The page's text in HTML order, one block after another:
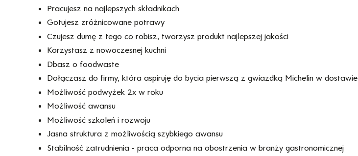
Pracujesz na najlepszych składnikach
Gotujesz zróżnicowane potrawy
Czujesz dumę z tego co robisz, tworzysz produkt najlepszej jakości
Korzystasz z nowoczesnej kuchni
Dbasz o foodwaste
Dołączasz do firmy, która aspiruję do bycia pierwszą z gwiazdką Michelin w dostawie
Możliwość podwyżek 2x w roku
Możliwość awansu
Możliwość szkoleń i rozwoju
Jasna struktura z możliwością szybkiego awansu
Stabilność zatrudnienia - praca odporna na obostrzenia w branży gastronomicznej